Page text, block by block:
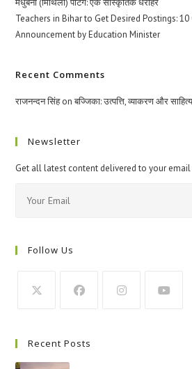
मधुबनी (मिथिला) पेंटिंग: एक सांस्कृतिक धरोहर
Teachers in Bihar to Get Desired Postings:
Announcement by Education Minister
Recent Comments
राजनन्दन सिंहonबज्जिका: उत्पत्ति, व्याकरण और
Newsletter
Get all latest content delivered to your
Follow Us
Recent Posts